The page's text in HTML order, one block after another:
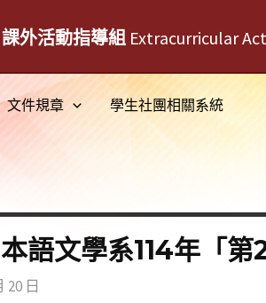
外活動指導組 Extracurricular
文件規章 學生社團相關系統
語文學系114年「第
20 日